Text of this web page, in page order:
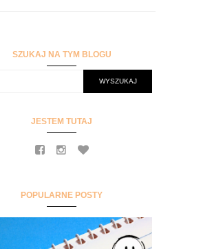
SZUKAJ NA TYM BLOGU
JESTEM TUTAJ
POPULARNE POSTY